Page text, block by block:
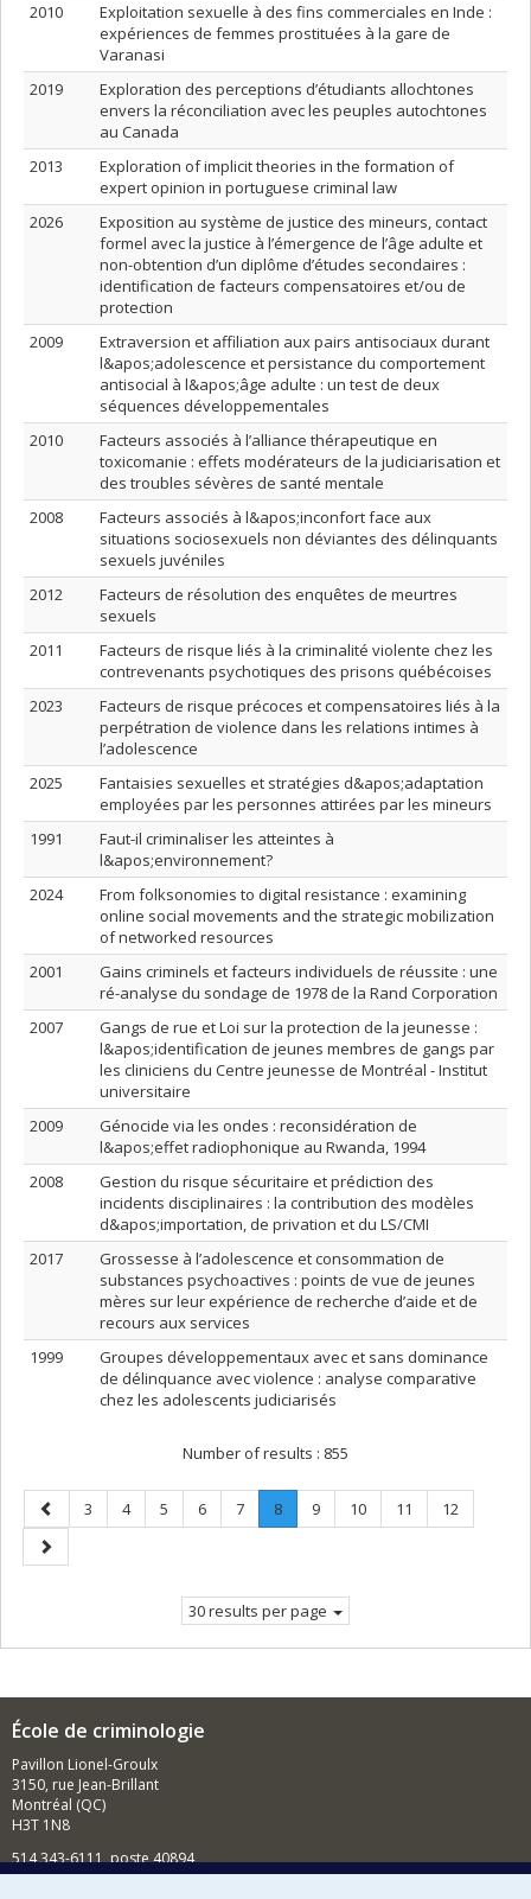
2010
Exploitation sexuelle à des fins commerciales en Inde :
expériences de femmes prostituées à la gare de
Varanasi
2019
Exploration des perceptions d’étudiants allochtones
envers la réconciliation avec les peuples autochtones
au Canada
2013
Exploration of implicit theories in the formation of
expert opinion in portuguese criminal law
2026
Exposition au système de justice des mineurs, contact
formel avec la justice à l’émergence de l’âge adulte et
non-obtention d’un diplôme d’études secondaires :
identification de facteurs compensatoires et/ou de
protection
2009
Extraversion et affiliation aux pairs antisociaux durant
l&apos;adolescence et persistance du comportement
antisocial à l&apos;âge adulte : un test de deux
séquences développementales
2010
Facteurs associés à l’alliance thérapeutique en
toxicomanie : effets modérateurs de la judiciarisation et
des troubles sévères de santé mentale
2008
Facteurs associés à l&apos;inconfort face aux
situations sociosexuels non déviantes des délinquants
sexuels juvéniles
2012
Facteurs de résolution des enquêtes de meurtres
sexuels
2011
Facteurs de risque liés à la criminalité violente chez les
contrevenants psychotiques des prisons québécoises
2023
Facteurs de risque précoces et compensatoires liés à la
perpétration de violence dans les relations intimes à
l’adolescence
2025
Fantaisies sexuelles et stratégies d&apos;adaptation
employées par les personnes attirées par les mineurs
1991
Faut-il criminaliser les atteintes à
l&apos;environnement?
2024
From folksonomies to digital resistance : examining
online social movements and the strategic mobilization
of networked resources
2001
Gains criminels et facteurs individuels de réussite : une
ré-analyse du sondage de 1978 de la Rand Corporation
2007
Gangs de rue et Loi sur la protection de la jeunesse :
l&apos;identification de jeunes membres de gangs par
les cliniciens du Centre jeunesse de Montréal - Institut
universitaire
2009
Génocide via les ondes : reconsidération de
l&apos;effet radiophonique au Rwanda, 1994
2008
Gestion du risque sécuritaire et prédiction des
incidents disciplinaires : la contribution des modèles
d&apos;importation, de privation et du LS/CMI
2017
Grossesse à l’adolescence et consommation de
substances psychoactives : points de vue de jeunes
mères sur leur expérience de recherche d’aide et de
recours aux services
1999
Groupes développementaux avec et sans dominance
de délinquance avec violence : analyse comparative
chez les adolescents judiciarisés
Number of results : 855
Previous
page
Page
3 Page
4 Page
5 Page
6 Page
7 Page
8.
Current
Page
9 Page
10 Page
11 Page
12
Next
page
30 results per page
École de criminologie
Pavillon Lionel-Groulx
3150, rue Jean-Brillant
Montréal (QC)
H3T 1N8
514 343-6111, poste 40894